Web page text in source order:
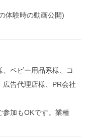
体験時の動画公開)
ベビー用品系様、コ
告代理店様、PR会社
加もOKです。業種